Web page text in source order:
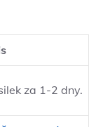
za 1-2 dny.